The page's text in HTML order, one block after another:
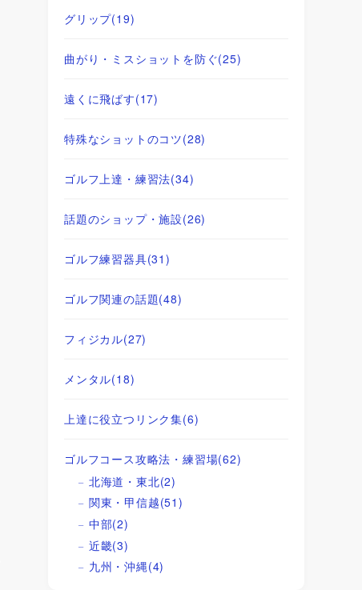
グリップ(19)
曲がり・ミスショットを防ぐ(25)
遠くに飛ばす(17)
特殊なショットのコツ(28)
ゴルフ上達・練習法(34)
話題のショップ・施設(26)
ゴルフ練習器具(31)
ゴルフ関連の話題(48)
フィジカル(27)
メンタル(18)
上達に役立つリンク集(6)
ゴルフコース攻略法・練習場(62)
北海道・東北(2)
関東・甲信越(51)
中部(2)
近畿(3)
九州・沖縄(4)